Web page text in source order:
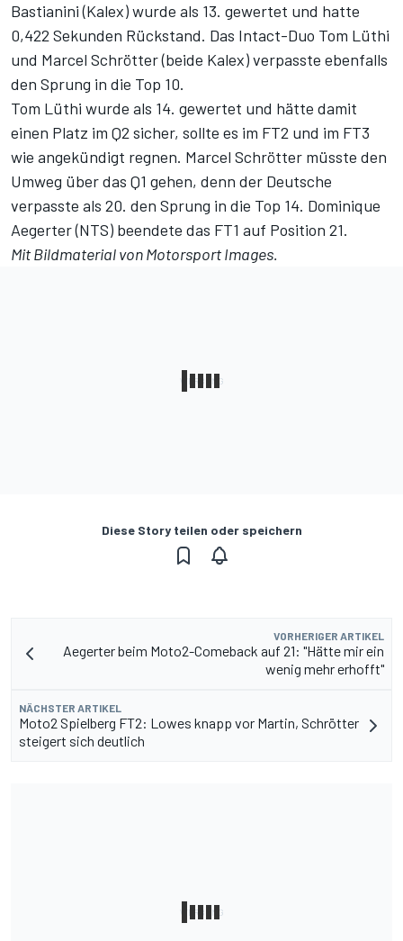
Bastianini (Kalex) wurde als 13. gewertet und hatte
0,422 Sekunden Rückstand. Das Intact-Duo Tom Lüthi
und Marcel Schrötter (beide Kalex) verpasste ebenfalls
den Sprung in die Top 10.
Tom Lüthi wurde als 14. gewertet und hätte damit
einen Platz im Q2 sicher, sollte es im FT2 und im FT3
wie angekündigt regnen. Marcel Schrötter müsste den
Umweg über das Q1 gehen, denn der Deutsche
verpasste als 20. den Sprung in die Top 14. Dominique
Aegerter (NTS) beendete das FT1 auf Position 21.
Mit Bildmaterial vonMotorsport Images.
Diese Story teilen oder speichern
VORHERIGER ARTIKEL
Aegerter beim Moto2-Comeback auf 21: "Hätte mir ein
wenig mehr erhofft"
NÄCHSTER ARTIKEL
Moto2 Spielberg FT2: Lowes knapp vor Martin, Schrötter
steigert sich deutlich